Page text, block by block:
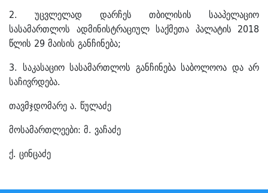
2. უცვლელად დარჩეს თბილისის სააპელაციო
სასამართლოს ადმინისტრაციულ საქმეთა პალატის 2018
წლის 29 მაისის განჩინება;
3. საკასაციო სასამართლოს განჩინება საბოლოოა და არ
საჩივრდება.
თავმჯდომარე ა. წულაძე
მოსამართლეები: მ. ვაჩაძე
ქ. ცინცაძე